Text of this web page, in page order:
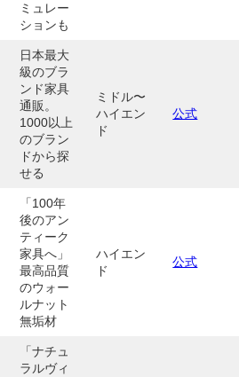
ミュレー
ションも
日本最大
級のブラ
ンド家具
通販。
1000以上
のブラン
ドから探
せる
ミドル〜
ハイエン
ド
公式
「100年
後のアン
ティーク
家具へ」
最高品質
のウォー
ルナット
無垢材
ハイエン
ド
公式
「ナチュ
ラルヴィ